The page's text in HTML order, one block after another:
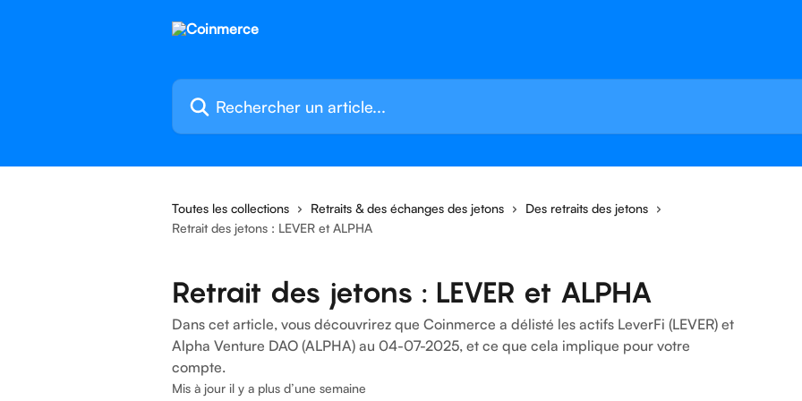
Rechercher un article...
Toutes les collections Retraits & des échanges des jetons
Des retraits des jetons
Retrait des jetons : LEVER et ALPHA
Retrait des jetons : LEVER et ALPHA
Dans cet article, vous découvrirez que Coinmerce a délisté les actifs LeverFi (LEVER) et
Alpha Venture DAO (ALPHA) au 04-07-2025, et ce que cela implique pour votre
compte.
Mis à jour il y a plus d’une semaine